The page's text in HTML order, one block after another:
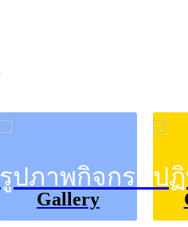
รูปภาพกิจกรรม
Gallery
ป